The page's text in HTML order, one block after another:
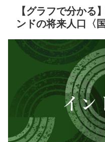
【グラフで分かる
ンドの将来人口〈